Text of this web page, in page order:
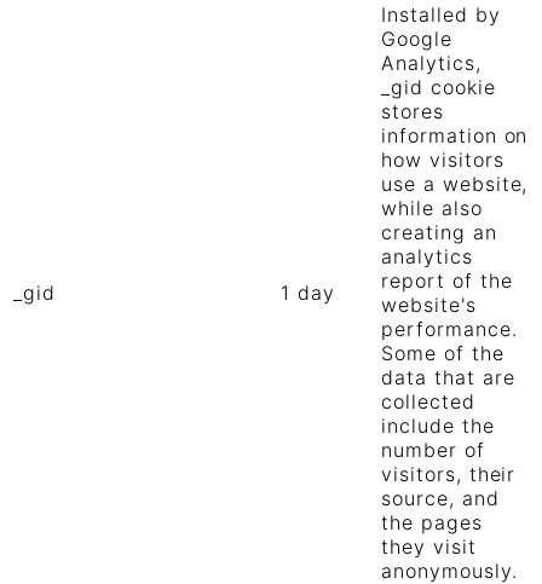
_gid 1 day
Installed by
Google
Analytics,
_gid cookie
stores
information on
how visitors
use a website,
while also
creating an
analytics
report of the
website's
performance.
Some of the
data that are
collected
include the
number of
visitors, their
source, and
the pages
they visit
anonymously.